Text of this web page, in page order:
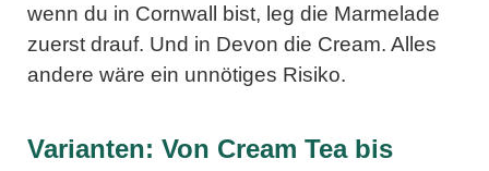
wenn du in Cornwall bist, leg die Marmelade
zuerst drauf. Und in Devon die Cream. Alles
andere wäre ein unnötiges Risiko.
Varianten: Von Cream Tea bis